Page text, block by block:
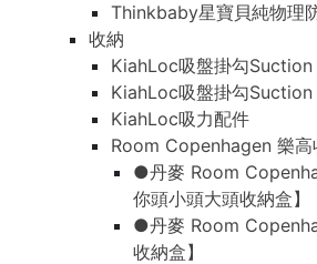
Thinkbaby星寶貝純物理
收納
KiahLoc吸盤掛勾
KiahLoc吸盤掛勾
KiahLoc吸力配件
Room Copenhagen 樂高
●丹麥 Room
你頭小頭大頭收納盒】
●丹麥 Room
收納盒】